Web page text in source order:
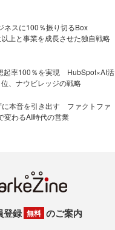
ネスに100％振り切るBox
上と事業を成長させた独自戦略
起率100％を実現 HubSpot×AI活
、ナウビレッジの戦略
に本音を引き出す ファクトファ
変わるAI時代の営業
登録 無料 のご案内